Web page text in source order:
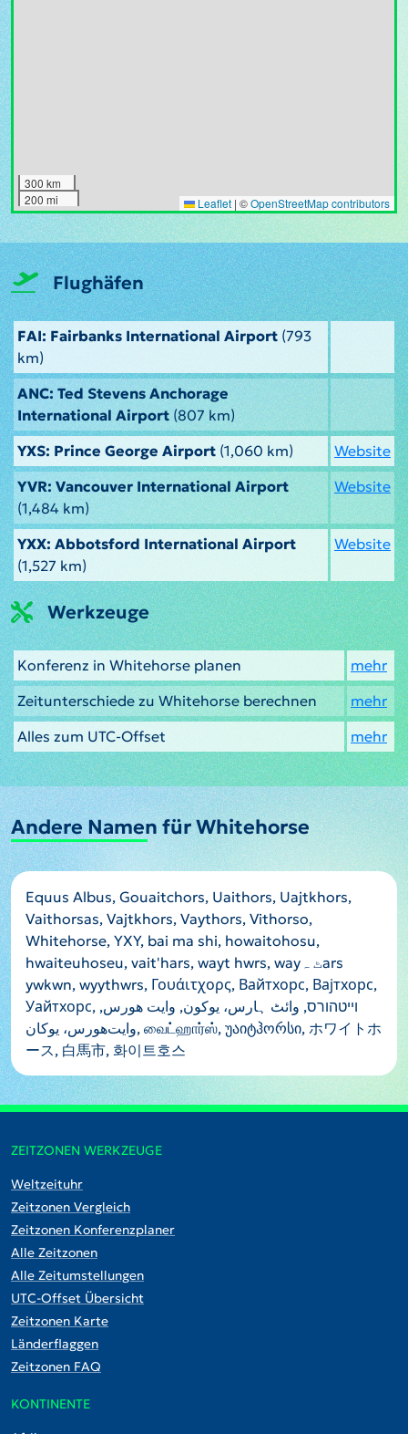
300 km
200 mi
Leaflet | ©OpenStreetMap contributors
Flughäfen
FAI: Fairbanks International Airport (793
km)
ANC: Ted Stevens Anchorage
International Airport(807 km)
YXS: Prince George Airport (1,060 km)
Website
YVR: Vancouver International Airport
(1,484 km)
Website
YXX: Abbotsford International Airport
(1,527 km)
Website
Werkzeuge
Konferenz in Whitehorse planen
mehr
Zeitunterschiede zu Whitehorse berechnen
mehr
Alles zum UTC-Offset
mehr
Andere Namen für Whitehorse
Equus Albus, Gouaitchors, Uaithors, Uajtkhors,
Vaithorsas, Vajtkhors, Vaythors, Vithorso,
Whitehorse, YXY, bai ma shi, howaitohosu,
hwaiteuhoseu, vait'hars, wayt hwrs, wayٹ ہars
ywkwn, wyythwrs, Γουάιτχορς, Вайтхорс, Вајтхорс,
Уайтхорс, וייטהורס, وائٹ ہارس، یوکون, وايت هورس,
وایت‌هورس، یوکان, வைட்ஹார்ஸ், უაიტჰორსი, ホワイトホ
ース, 白馬市, 화이트호스
ZEITZONEN WERKZEUGE
Weltzeituhr
Zeitzonen Vergleich
Zeitzonen Konferenzplaner
Alle Zeitzonen
Alle Zeitumstellungen
UTC-Offset Übersicht
Zeitzonen Karte
Länderflaggen
Zeitzonen FAQ
KONTINENTE